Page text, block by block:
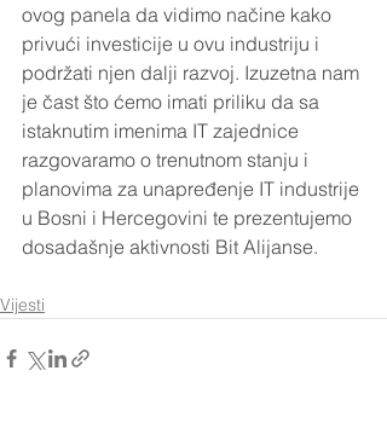
ovog panela da vidimo načine kako
privući investicije u ovu industriju i
podržati njen dalji razvoj. Izuzetna nam
je čast što ćemo imati priliku da sa
istaknutim imenima IT zajednice
razgovaramo o trenutnom stanju i
planovima za unapređenje IT industrije
u Bosni i Hercegovini te prezentujemo
dosadašnje aktivnosti Bit Alijanse.
Vijesti